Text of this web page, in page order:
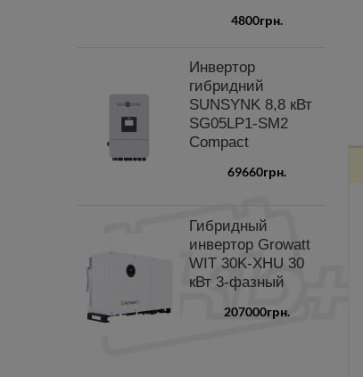
4800грн.
Инвертор
гибридний
SUNSYNK 8,8 кВт
SG05LP1-SM2
Compact
69660грн.
Гибридный
инвертор Growatt
WIT 30K-XHU 30
кВт 3-фазный
207000грн.